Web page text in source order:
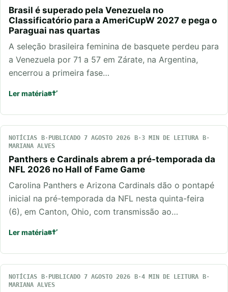
Brasil é superado pela Venezuela no
Classificatório para a AmeriCupW 2027 e pega o
Paraguai nas quartas
A seleção brasileira feminina de basquete perdeu para
a Venezuela por 71 a 57 em Zárate, na Argentina,
encerrou a primeira fase…
Ler matéria
NOTÍCIAS PUBLICADO 7 AGOSTO 2026
3 MIN DE LEITURA
MARIANA ALVES
Panthers e Cardinals abrem a pré-temporada da
NFL 2026 no Hall of Fame Game
Carolina Panthers e Arizona Cardinals dão o pontapé
inicial na pré-temporada da NFL nesta quinta-feira
(6), em Canton, Ohio, com transmissão ao…
Ler matéria
NOTÍCIAS PUBLICADO 7 AGOSTO 2026
4 MIN DE LEITURA
MARIANA ALVES